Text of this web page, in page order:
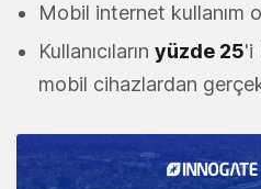
Mobil internet kullanım
Kullanıcıların yüzde 25'i
mobil cihazlardan